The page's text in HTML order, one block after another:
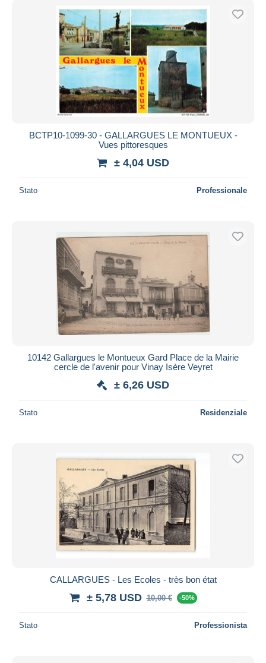
BCTP10-1099-30 - GALLARGUES LE MONTUEUX -
Vues pittoresques
± 4,04 USD
Stato Professionale
10142 Gallargues le Montueux Gard Place de la Mairie
cercle de l'avenir pour Vinay Isère Veyret
± 6,26 USD
Stato Residenziale
CALLARGUES - Les Ecoles - très bon état
± 5,78 USD 10,00 € -50%
Stato Professionista